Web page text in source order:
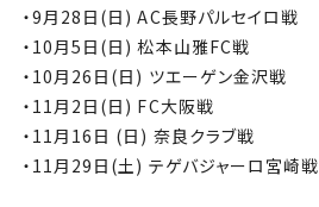
・9月28日(日) AC長野パルセイロ戦
・10月5日(日) 松本山雅FC戦
・10月26日(日) ツエーゲン金沢戦
・11月2日(日) FC大阪戦
・11月16日 (日) 奈良クラブ戦
・11月29日(土) テゲバジャーロ宮崎戦